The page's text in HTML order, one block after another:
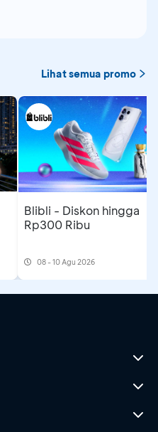
Lihat semua promo
Blibli - Diskon hingga
Rp300 Ribu
08 - 10 Agu 2026